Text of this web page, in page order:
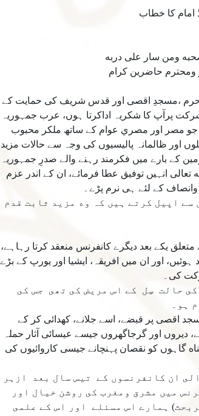
امام کا خطاب
ومن سار على دربه
حاضرين كرام
حرم ،مسجدِ اقصى اور قدس شريف كى حمايت كے
پرآپ كا شكريہ اداكرتا ہوں، عرب جمہوريہ
مصر اور مصري عوام كے ساتھ ملكر محبوب
اور ظالمانہ پاليسيوں كى وجہ سے حالات مزيد
كے بارے ميں فكرمند رہنے والے صدرِ جمہوريہ
انہيں توفيق عطا فرمائے، ان كے اندر عزم
كے لئے ہى نرم پڑے۔
اپيل كرتے ہيں كہ وه مزيد ثابت قدم
سے متعلق يكے بعد ديگرے كانفرنس منعقد كرتا رہاہے،
سے ليكر 1988 تک گياره كانفرنس منعقد ہوئيں، اور ان ميں افريقہ، ايشيا اور يورپ كے بڑے
كى۔
كى حالت سِل كے اس مريض كى تھى جس كى
ہو۔
اقصى پر قبضے، اسے جلانے، كھدائى كر كے
اور گرجاگھروں جيسے عيسائى آثار حملہ
گاہوں كو نقصان پہنچانے جيسى كاروائيوں كى
ان كانفرنسوں كے تيس سال بعد ازہر
ميں مشرق ومغرب كى روشن خيال اور
ہمارے اس مسئلے اور اس كے علمى